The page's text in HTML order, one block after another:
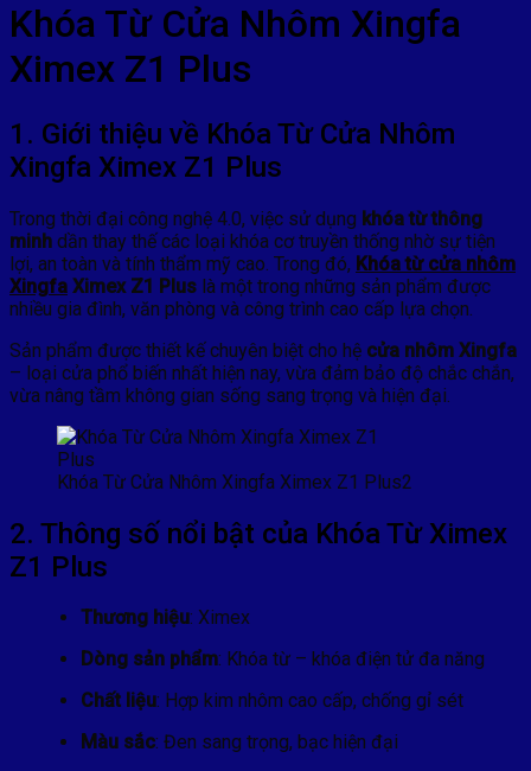
Khóa Từ Cửa Nhôm Xingfa
Ximex Z1 Plus
1. Giới thiệu về Khóa Từ Cửa Nhôm
Xingfa Ximex Z1 Plus
Trong thời đại công nghệ 4.0, việc sử dụng khóa từ thông
minh dần thay thế các loại khóa cơ truyền thống nhờ sự tiện
lợi, an toàn và tính thẩm mỹ cao. Trong đó, Khóa từ cửa nhôm
Xingfa Ximex Z1 Plus là một trong những sản phẩm được
nhiều gia đình, văn phòng và công trình cao cấp lựa chọn.
Sản phẩm được thiết kế chuyên biệt cho hệ cửa nhôm Xingfa
– loại cửa phổ biến nhất hiện nay, vừa đảm bảo độ chắc chắn,
vừa nâng tầm không gian sống sang trọng và hiện đại.
Khóa Từ Cửa Nhôm Xingfa Ximex Z1 Plus2
2. Thông số nổi bật của Khóa Từ Ximex
Z1 Plus
Thương hiệu: Ximex
Dòng sản phẩm: Khóa từ – khóa điện tử đa năng
Chất liệu: Hợp kim nhôm cao cấp, chống gỉ sét
Màu sắc: Đen sang trọng, bạc hiện đại